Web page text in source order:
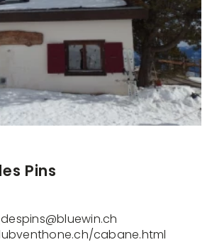
Pins
cabane.html